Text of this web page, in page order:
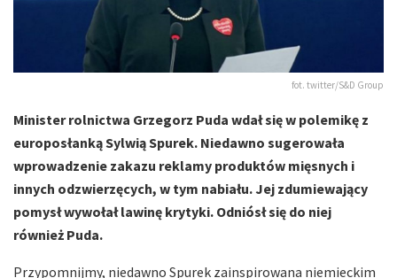
fot. twitter/S&D Group
Minister rolnictwa Grzegorz Puda wdał się w polemikę z
europosłanką Sylwią Spurek. Niedawno sugerowała
wprowadzenie zakazu reklamy produktów mięsnych i
innych odzwierzęcych, w tym nabiału. Jej zdumiewający
pomysł wywołał lawinę krytyki. Odniósł się do niej
również Puda.
Przypomnijmy, niedawno Spurek zainspirowana niemieckim